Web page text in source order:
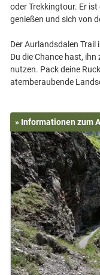
oder Trekkingtour. Er
genießen und sich von
Der Aurlandsdalen Trail
Du die Chance hast,
nutzen. Pack deine
» Informationen zum